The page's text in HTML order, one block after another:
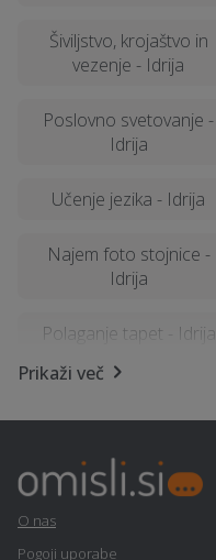
Šiviljstvo, krojaštvo in
vezenje - Idrija
Poslovno svetovanje -
Idrija
Učenje jezika - Idrija
Najem foto stojnice -
Idrija
Polaganje tapet - Idrija
Zidarske storitve - Idrija
Vrtna lopa, hiška, uta -
Idrija
Prikaži več
O nas
Pogoji uporabe